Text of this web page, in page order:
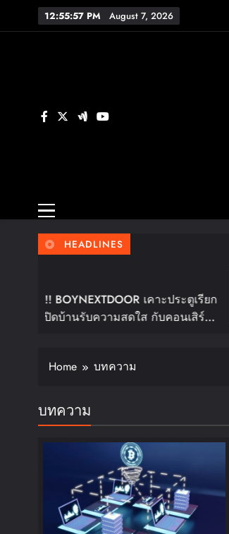
12:55:58 PM August 7, 2026
HEADLINES
เคาะประตูเรียก
วามสดใส กับคอนเสิร์ต
Home บทความ
บทความ